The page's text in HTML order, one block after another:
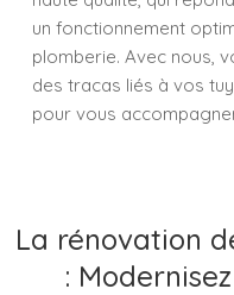
un fonctionnement
plomberie. Avec nous,
des tracas liés à vos
pour vous
La rénovation
: